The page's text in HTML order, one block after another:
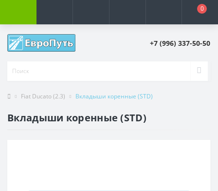
0
+7 (996) 337-50-50
Fiat Ducato (2.3) Вкладыши коренные (STD)
Вкладыши коренные (STD)